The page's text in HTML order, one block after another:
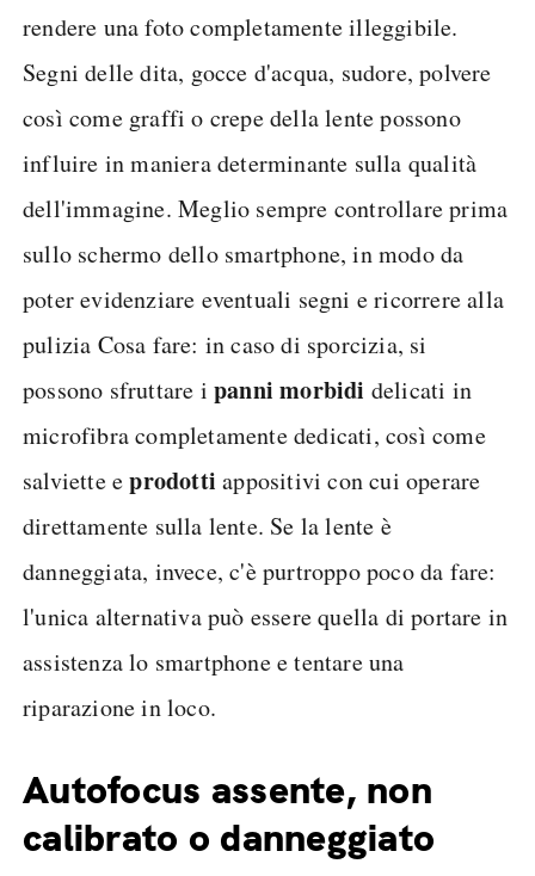
rendere una foto completamente illeggibile.
Segni delle dita, gocce d'acqua, sudore, polvere
così come graffi o crepe della lente possono
influire in maniera determinante sulla qualità
dell'immagine. Meglio sempre controllare prima
sullo schermo dello smartphone, in modo da
poter evidenziare eventuali segni e ricorrere alla
pulizia Cosa fare: in caso di sporcizia, si
possono sfruttare i panni morbidi delicati in
microfibra completamente dedicati, così come
salviette eprodotti appositivi con cui operare
direttamente sulla lente. Se la lente è
danneggiata, invece, c'è purtroppo poco da fare:
l'unica alternativa può essere quella di portare in
assistenza lo smartphone e tentare una
riparazione in loco.
Autofocus assente, non
calibrato o danneggiato